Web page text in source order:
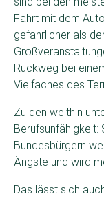
Fahrt mit dem
gefährlicher als
Rückweg bei
Vielfaches des
Zu den weithin
Berufsunfähigkeit:
Bundesbürgern
Ängste und wird
Das lässt sich